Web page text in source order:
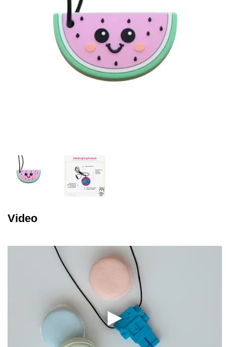
Misky, príbory
Skladovanie potravín
Výbava na príkrmy
Video